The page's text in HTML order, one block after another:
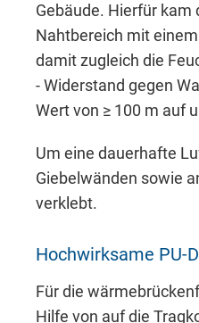
Gebäude. Hierfür
Nahtbereich mit
damit zugleich die
- Widerstand gegen
Wert von ≥ 100 m auf
Um eine dauerhafte
Giebelwänden sowie
verklebt.
Hochwirksame PU-
Für die
Hilfe von auf die
Akzeptieren
Impressum